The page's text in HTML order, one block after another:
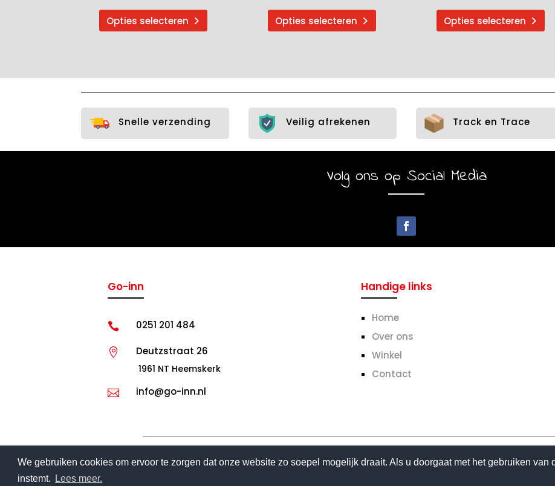
We gebruiken cookies om ervoor te zorgen dat onze website zo soepel mogelijk draait. Als u doorgaat met het gebruiken van
instemt.
Lees meer.
Opties selecteren
Dit
kan
worden
Opties selecteren
Dit
worden
de
productpagina
Opties selecteren
Dit
Snelle verzending Veilig afrekenen Track en Trace
Volg ons op Social Media
Go-inn
 0251 201 484
 Deutzstraat 26
1961 NT Heemskerk
 info@go-inn.nl
Handige links
Home
Over ons
Winkel
Contact
© Copyright Go-inn |